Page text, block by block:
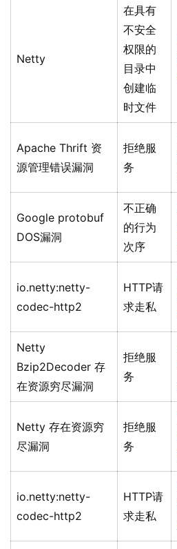
Netty
在具有
不安全
权限的
目录中
创建临
时文件
Apache Thrift 资
源管理错误漏洞
拒绝服
务
Google protobuf
DOS漏洞
不正确
的行为
次序
io.netty:netty-
codec-http2
HTTP请
求走私
Netty
Bzip2Decoder 存
在资源穷尽漏洞
拒绝服
务
Netty 存在资源穷
尽漏洞
拒绝服
务
io.netty:netty-
codec-http2
HTTP请
求走私